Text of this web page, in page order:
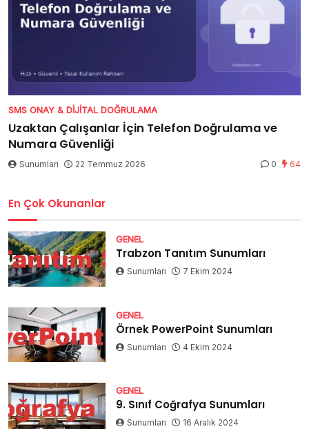
SMS ONAY & DIJITAL DOĞRULAMA
Uzaktan Çalışanlar İçin Telefon Doğrulama ve
Numara Güvenliği
Sunumları 22 Temmuz 2026 0 64
En Çok Okunanlar
GENEL
Trabzon Tanıtım Sunumları
Sunumları 7 Ekim 2024
GENEL
Örnek PowerPoint Sunumları
Sunumları 4 Ekim 2024
GENEL
9. Sınıf Coğrafya Sunumları
Sunumları 16 Aralık 2024